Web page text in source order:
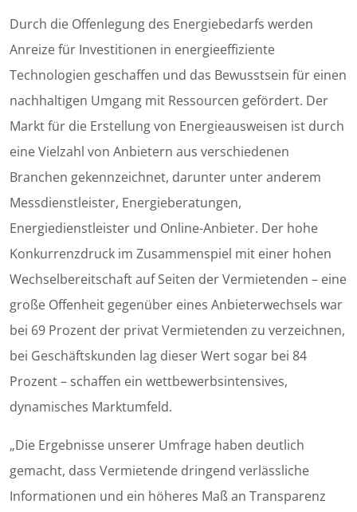
Durch die Offenlegung des Energiebedarfs werden
Anreize für Investitionen in energieeffiziente
Technologien geschaffen und das Bewusstsein für einen
nachhaltigen Umgang mit Ressourcen gefördert. Der
Markt für die Erstellung von Energieausweisen ist durch
eine Vielzahl von Anbietern aus verschiedenen
Branchen gekennzeichnet, darunter unter anderem
Messdienstleister, Energieberatungen,
Energiedienstleister und Online-Anbieter. Der hohe
Konkurrenzdruck im Zusammenspiel mit einer hohen
Wechselbereitschaft auf Seiten der Vermietenden – eine
große Offenheit gegenüber eines Anbieterwechsels war
bei 69 Prozent der privat Vermietenden zu verzeichnen,
bei Geschäftskunden lag dieser Wert sogar bei 84
Prozent – schaffen ein wettbewerbsintensives,
dynamisches Marktumfeld.
„Die Ergebnisse unserer Umfrage haben deutlich
gemacht, dass Vermietende dringend verlässliche
Informationen und ein höheres Maß an Transparenz